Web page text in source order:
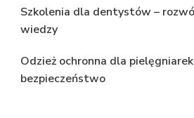
Szkolenia dla dentystów –
wiedzy
Odzież ochronna dla
bezpieczeństwo